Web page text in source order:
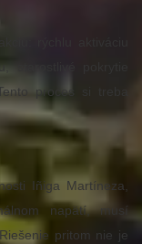
rýchlu aktiváciu
starostlivé pokrytie
proces si treba
Iñiga Martíneza,
napätí, musí
pritom nie je